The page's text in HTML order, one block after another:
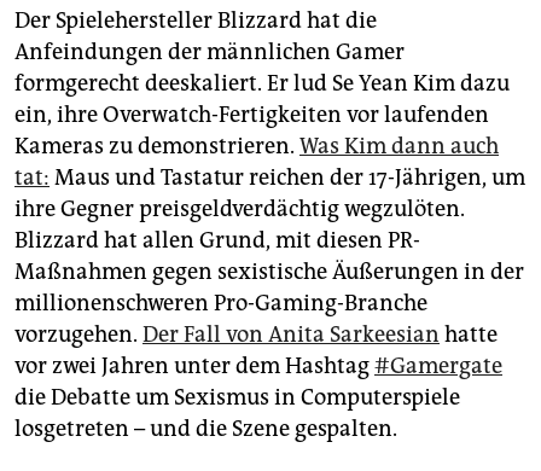
Der Spielehersteller Blizzard hat die
Anfeindungen der männlichen Gamer
formgerecht deeskaliert. Er lud Se Yean Kim dazu
ein, ihre Overwatch-Fertigkeiten vor laufenden
Kameras zu demonstrieren. Was Kim dann auch
tat: Maus und Tastatur reichen der 17-Jährigen, um
ihre Gegner preisgeldverdächtig wegzulöten.
Blizzard hat allen Grund, mit diesen PR-
Maßnahmen gegen sexistische Äußerungen in der
millionenschweren Pro-Gaming-Branche
vorzugehen. Der Fall von Anita Sarkeesian hatte
vor zwei Jahren unter dem Hashtag#Gamergate
die Debatte um Sexismus in Computerspiele
losgetreten – und die Szene gespalten.